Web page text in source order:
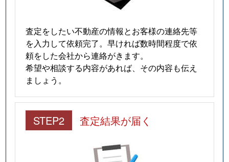
査定をしたい不動産の情報とお客様の連絡先等
を入力して依頼完了。早ければ数時間程度で依
頼をした会社から連絡がきます。
希望や相談する内容があれば、その内容も伝え
ましょう。
STEP2 査定結果が届く